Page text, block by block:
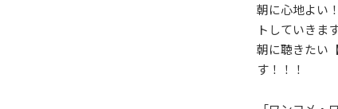
朝に心地よい
トしていきます
朝に聴きたい
す！！！